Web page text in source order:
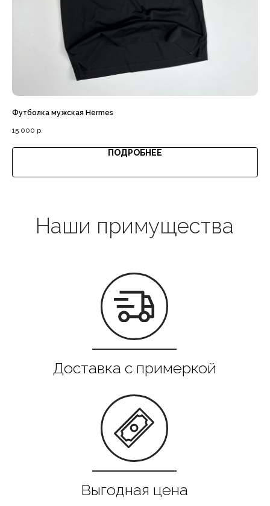
Футболка мужская Hermes
15 000 р.
ПОДРОБНЕЕ
Доставка с примеркой
Выгодная цена
Все в наличии